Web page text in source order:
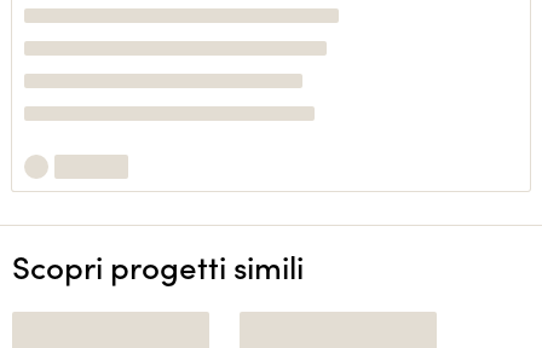
Scopri progetti simili